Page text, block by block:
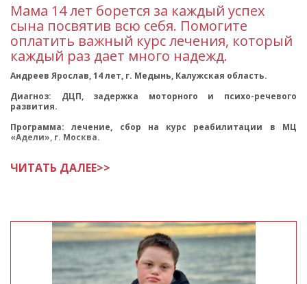
Мама 14 лет борется за каждый успех
сына посвятив всю себя. Помогите
оплатить важный курс лечения, который
каждый раз дает много надежд.
Андреев Ярослав, 14 лет, г. Медынь, Калужская область.
Диагноз: ДЦП, задержка моторного и психо-речевого
развития.
Программа: лечение, сбор на курс реабилитации в МЦ
«Адели», г. Москва.
ЧИТАТЬ ДАЛЕЕ>>